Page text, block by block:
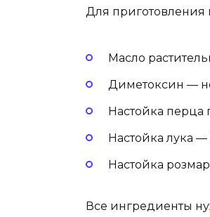
Для
Масло
Диметоксин —
Настойка перца
Настойка лука —
Настойка
Все ингредиенты